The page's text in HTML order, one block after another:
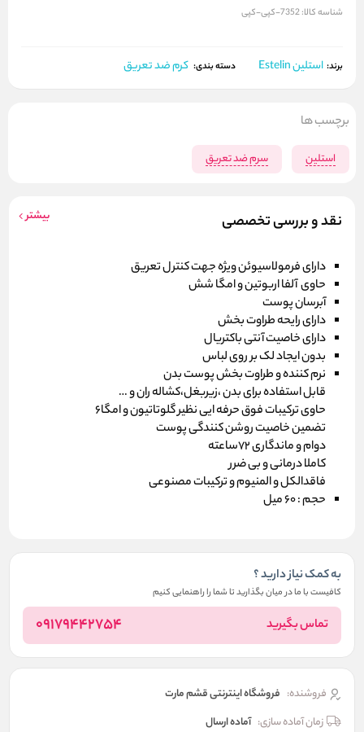
شناسه کالا:7352-کپی-کپی
برند: استلین Estelin دسته بندی: کرم ضد تعریق
نقد و بررسی تخصصی بیشتر
دارای فرمولاسیوئن ویژه جهت کنترل تعریق
حاوی آلفا اربوتین و امگا شش
آبرسان پوست
دارای رایحه طراوت بخش
دارای خاصیت آنتی باکتریال
بدون ایجاد لک بر روی لباس
نرم کننده و طراوت بخش پوست بدن
قابل استفاده برای بدن ،زیربغل،کشاله ران و …
حاوی ترکیبات فوق حرفه ایی نظیر گلوتاتیون و امگا6
تضمین خاصیت روشن کنندگی پوست
دوام و ماندگاری 72ساعته
کاملا درمانی و بی ضرر
فاقدالکل و المنیوم و ترکیبات مصنوعی
حجم : 60 میل
به کمک نیاز دارید ؟
کافیست با ما در میان بگذارید تا شما را راهنمایی کنیم
تماس بگیرید 09179442754
فروشنده: فروشگاه اینترنتی قشم مارت
زمان آماده سازی: آماده ارسال
برچسب ها
استلین سرم ضد تعریق